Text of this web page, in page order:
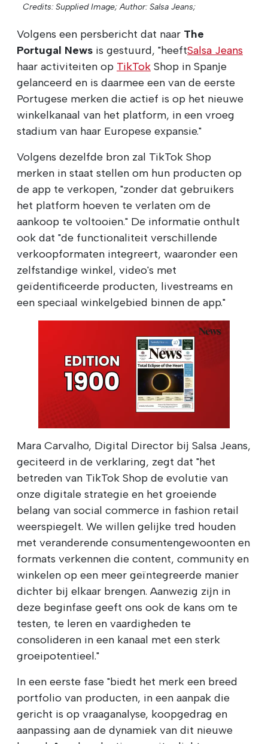
Credits: Supplied Image; Author: Salsa Jeans;
Volgens een persbericht dat naar The
Portugal News is gestuurd, "heeftSalsa Jeans
haar activiteiten op TikTok Shop in Spanje
gelanceerd en is daarmee een van de eerste
Portugese merken die actief is op het nieuwe
winkelkanaal van het platform, in een vroeg
stadium van haar Europese expansie."
Volgens dezelfde bron zal TikTok Shop
merken in staat stellen om hun producten op
de app te verkopen, "zonder dat gebruikers
het platform hoeven te verlaten om de
aankoop te voltooien." De informatie onthult
ook dat "de functionaliteit verschillende
verkoopformaten integreert, waaronder een
zelfstandige winkel, video's met
geïdentificeerde producten, livestreams en
een speciaal winkelgebied binnen de app."
Mara Carvalho, Digital Director bij Salsa Jeans,
geciteerd in de verklaring, zegt dat "het
betreden van TikTok Shop de evolutie van
onze digitale strategie en het groeiende
belang van social commerce in fashion retail
weerspiegelt. We willen gelijke tred houden
met veranderende consumentengewoonten en
formats verkennen die content, community en
winkelen op een meer geïntegreerde manier
dichter bij elkaar brengen. Aanwezig zijn in
deze beginfase geeft ons ook de kans om te
testen, te leren en vaardigheden te
consolideren in een kanaal met een sterk
groeipotentieel."
In een eerste fase "biedt het merk een breed
portfolio van producten, in een aanpak die
gericht is op vraaganalyse, koopgedrag en
aanpassing aan de dynamiek van dit nieuwe